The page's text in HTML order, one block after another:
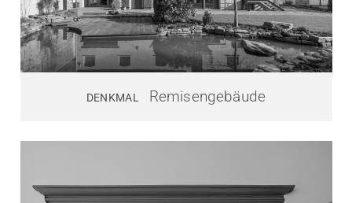
DENKMAL Remisengebäude